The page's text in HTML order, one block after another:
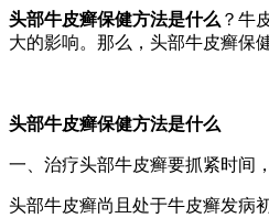
头部牛皮癣保健方法是什么 ？牛
大的影响。那么，头部牛皮癣保
头部牛皮癣保健方法是什么
一、治疗头部牛皮癣要抓紧时间
头部牛皮癣尚且处于牛皮癣发病